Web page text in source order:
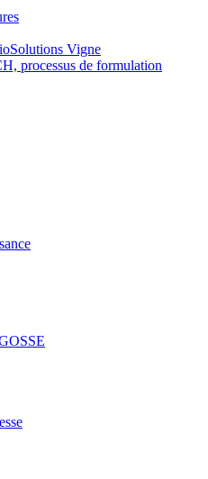
Vigne
processus de formulation